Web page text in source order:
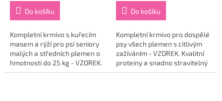
Do košíku
Kompletní krmivo s kuřecím
masem a rýží pro psí seniory
malých a středních plemen o
hmotnosti do 25 kg - VZOREK.
Receptura je přizpůsobena
Do košíku
Kompletní krmivo pro dospělé
psy všech plemen s citlivým
zažíváním - VZOREK. Kvalitní
proteiny a snadno stravitelný
zdroj sacharidů. Skvělá chuť a